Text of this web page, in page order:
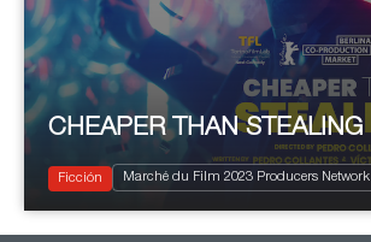
2023 100'
Drama
CHEAPER THAN STEALING
Ficción Marché du Film 2023 Producers Network